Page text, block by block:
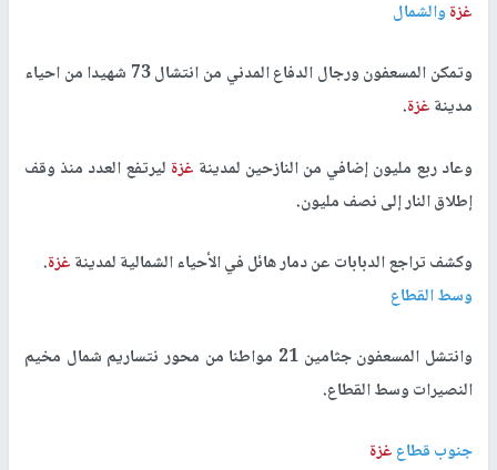
غزةوالشمال
وتمكن المسعفون ورجال الدفاع المدني من انتشال 73 شهيدا من احياء
مدينةغزة.
وعاد ربع مليون إضافي من النازحين لمدينة غزة ليرتفع العدد منذ وقف
إطلاق النار إلى نصف مليون.
وكشف تراجع الدبابات عن دمار هائل في الأحياء الشمالية لمدينةغزة.
وسط القطاع
وانتشل المسعفون جثامين 21 مواطنا من محور نتساريم شمال مخيم
النصيرات وسط القطاع.
جنوب قطاعغزة